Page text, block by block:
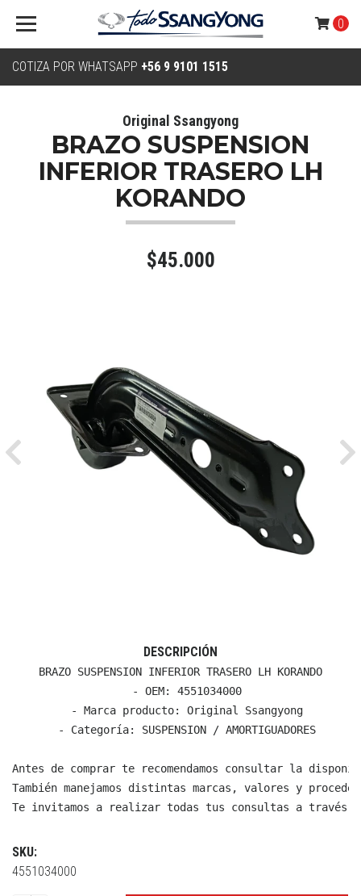
COTIZA POR WHATSAPP +56 9 9101 1515
0
Original Ssangyong
BRAZO SUSPENSION
INFERIOR TRASERO LH
KORANDO
$45.000
Previous
DESCRIPCIÓN
BRAZO SUSPENSION INFERIOR TRASERO LH KORANDO
  - OEM: 4551034000
  - Marca producto: Original Ssangyong
  - Categoría: SUSPENSION / AMORTIGUADORES
Antes de comprar te recomendamos consultar la
También manejamos distintas marcas, valores y
Te invitamos a realizar todas tus consultas a través
SKU:
4551034000